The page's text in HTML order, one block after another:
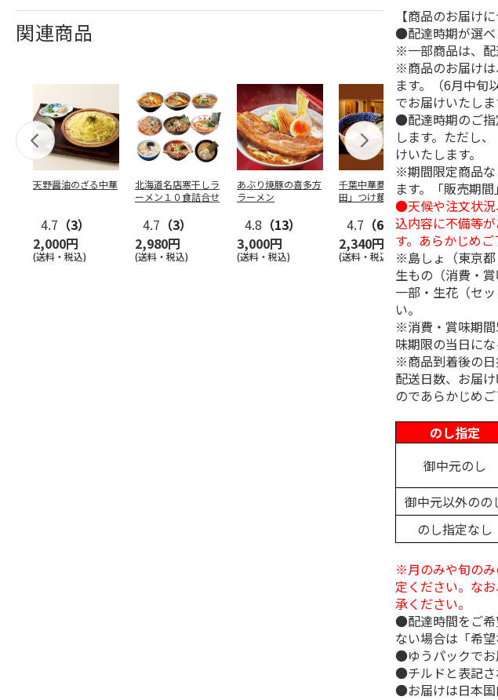
関連商品
天野醤油のざる中華
4.7 （3）
2,000円
(送料・税込)
北海道名店寒干しラ
ーメン１０食詰合せ
4.7 （3）
2,980円
(送料・税込)
あぶり焼豚の喜多方
ラーメン
4.8 （13）
3,000円
(送料・税込)
千葉中華蕎麦「とみ
田」つけ麺４食
4.7 （6）
2,340円
(送料・税込)
＜ご自宅用
ラーメン味
セット １０
5.0（1）
2,450円
(送料・税込)
【商品のお届けに
●配達時期が選べ
※一部商品は、配
※商品のお届けは
ます。（6月中旬
でお届けいたしま
●配達時期のご指
します。ただし
けいたします。
※期間限定商品な
ます。「販売期
●天候や注文状況
込内容に不備等
す。あらかじめご
※島しょ（東京都
生もの（消費・
一部・生花（セ
い。
※消費・賞味期間
味期限の当日に
※商品到着後の日
配送日数、お届
のであらかじめご
のし指定
御中元のし
御中元以外のの
のし指定なし
※月のみや旬のみ
定ください。な
承ください。
●配達時間をご希
ない場合は「希
●ゆうパックでお
●チルドと表記さ
●お届けは日本国